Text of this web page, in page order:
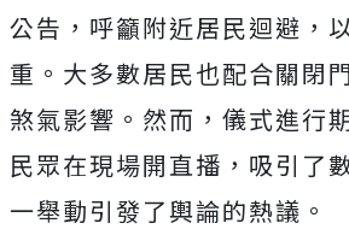
公告，呼籲附近居民迴避，
重。大多數居民也配合關閉
煞氣影響。然而，儀式進行
民眾在現場開直播，吸引了
一舉動引發了輿論的熱議。